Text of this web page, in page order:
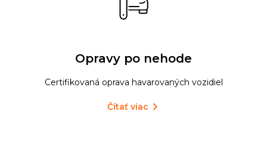
Opravy po nehode
Certifikovaná oprava havarovaných vozidiel
Čítať viac